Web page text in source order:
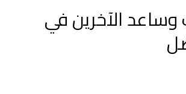
وساعد الآخرين في